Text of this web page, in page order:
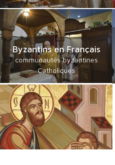
Byzantins en Français
communautés byzantines
Catholiques